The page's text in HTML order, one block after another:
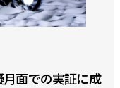
面での実証に成